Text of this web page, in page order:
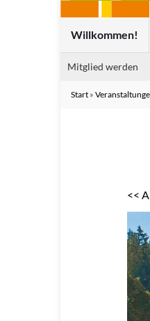
Willkommen!
Mitglied werden
Start »
<<